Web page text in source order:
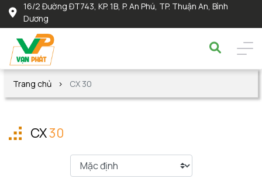
16/2 Đường ĐT743, KP. 1B, P. An Phú, TP. Thuận An, Bình
Dương
Trang chủ CX 30
CX30